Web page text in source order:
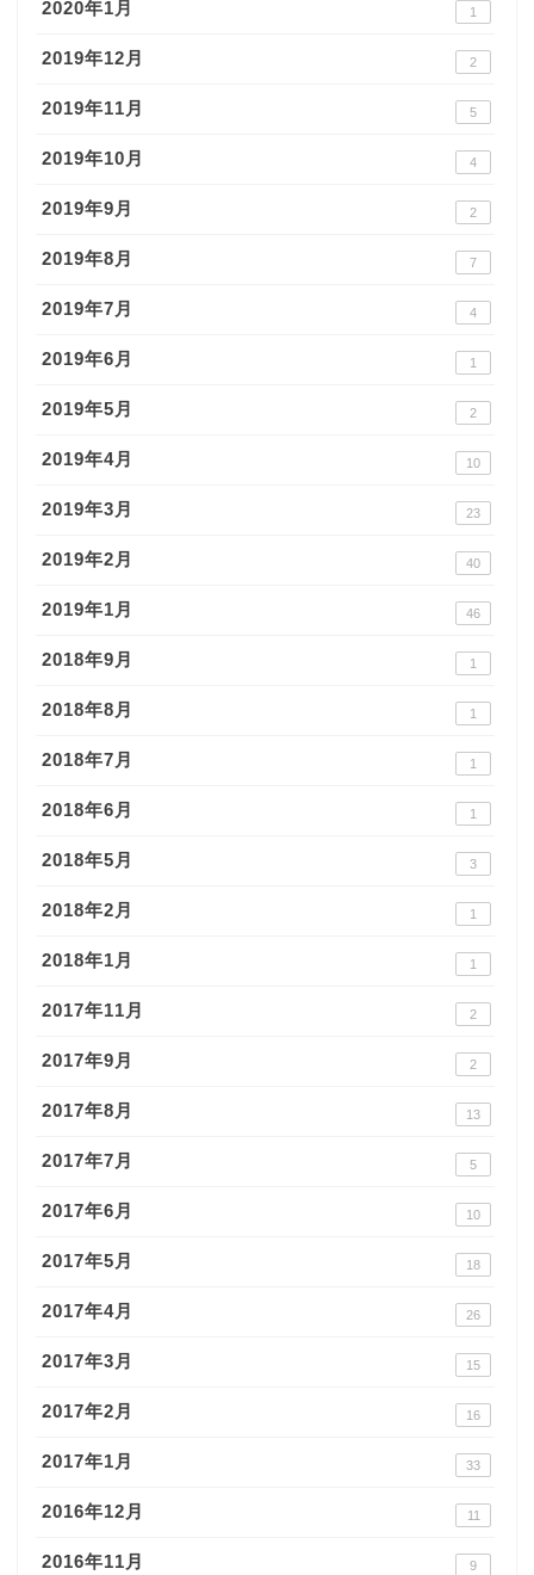
2020年1月 1
2019年12月 2
2019年11月 5
2019年10月 4
2019年9月 2
2019年8月 7
2019年7月 4
2019年6月 1
2019年5月 2
2019年4月 10
2019年3月 23
2019年2月 40
2019年1月 46
2018年9月 1
2018年8月 1
2018年7月 1
2018年6月 1
2018年5月 3
2018年2月 1
2018年1月 1
2017年11月 2
2017年9月 2
2017年8月 13
2017年7月 5
2017年6月 10
2017年5月 18
2017年4月 26
2017年3月 15
2017年2月 16
2017年1月 33
2016年12月 11
2016年11月 9